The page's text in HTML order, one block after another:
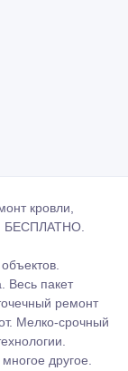
кровли,
БЕСПЛАТНО.
Весь пакет
ремонт
Мелко-срочный
другое.